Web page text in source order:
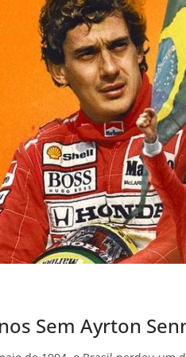
Sem Ayrton